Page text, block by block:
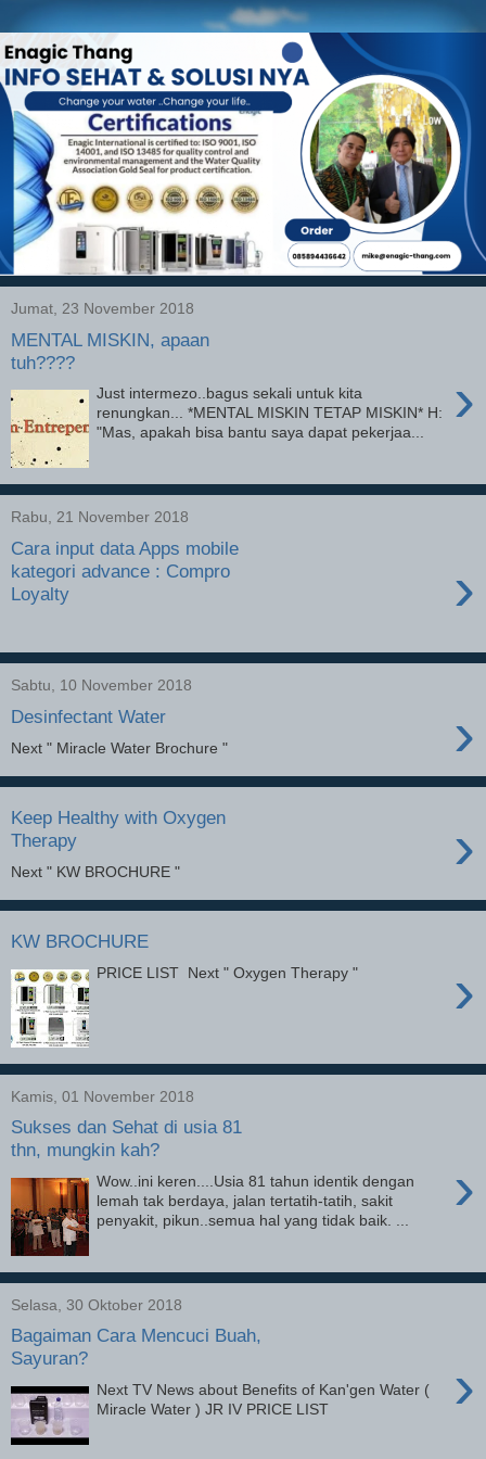
Jumat, 23 November 2018
MENTAL MISKIN, apaan
tuh????
›
Just intermezo..bagus sekali untuk kita
renungkan... *MENTAL MISKIN TETAP MISKIN* H:
"Mas, apakah bisa bantu saya dapat pekerjaa...
Rabu, 21 November 2018
Cara input data Apps mobile
kategori advance : Compro
Loyalty
›
Sabtu, 10 November 2018
Desinfectant Water ›
Next " Miracle Water Brochure "
Keep Healthy with Oxygen
Therapy
›
Next " KW BROCHURE "
KW BROCHURE
›
PRICE LIST Next " Oxygen Therapy "
Kamis, 01 November 2018
Sukses dan Sehat di usia 81
thn, mungkin kah?
›
Wow..ini keren....Usia 81 tahun identik dengan
lemah tak berdaya, jalan tertatih-tatih, sakit
penyakit, pikun..semua hal yang tidak baik. ...
Selasa, 30 Oktober 2018
Bagaiman Cara Mencuci Buah,
Sayuran?
›
Next TV News about Benefits of Kan'gen Water (
Miracle Water ) JR IV PRICE LIST